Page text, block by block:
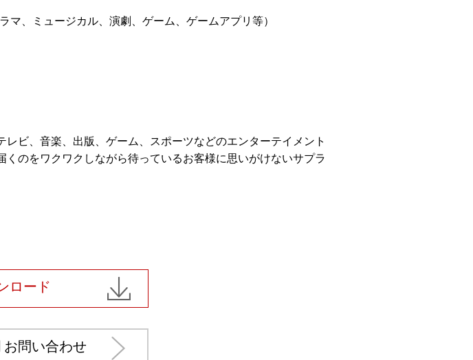
マ、ミュージカル、演劇、ゲーム、ゲームアプリ等）
ビ、音楽、出版、ゲーム、スポーツなどのエンターテイメント
のをワクワクしながら待っているお客様に思いがけないサプラ
ロード
お問い合わせ